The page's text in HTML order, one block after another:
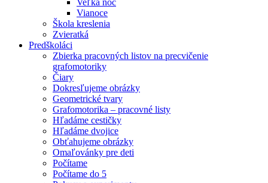
Veľká noc
Vianoce
Škola kreslenia
Zvieratká
Predškoláci
Zbierka pracovných listov na precvičenie
grafomotoriky
Čiary
Dokresľujeme obrázky
Geometrické tvary
Grafomotorika – pracovné listy
Hľadáme cestičky
Hľadáme dvojice
Obťahujeme obrázky
Omaľovánky pre deti
Počítame
Počítame do 5